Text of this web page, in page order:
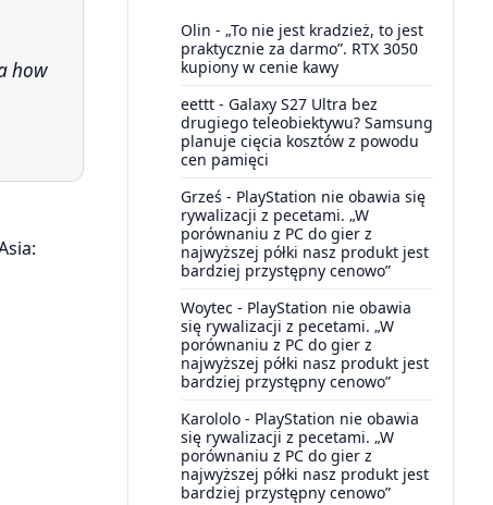
how
Olin - „To nie jest kradzież, to jest
praktycznie za darmo”. RTX 3050
kupiony w cenie kawy
eettt - Galaxy S27 Ultra bez
drugiego teleobiektywu? Samsung
planuje cięcia kosztów z powodu
cen pamięci
Grześ - PlayStation nie obawia się
rywalizacji z pecetami. „W
porównaniu z PC do gier z
najwyższej półki nasz produkt jest
bardziej przystępny cenowo”
Woytec - PlayStation nie obawia
się rywalizacji z pecetami. „W
porównaniu z PC do gier z
najwyższej półki nasz produkt jest
bardziej przystępny cenowo”
Karololo - PlayStation nie obawia
się rywalizacji z pecetami. „W
porównaniu z PC do gier z
najwyższej półki nasz produkt jest
bardziej przystępny cenowo”